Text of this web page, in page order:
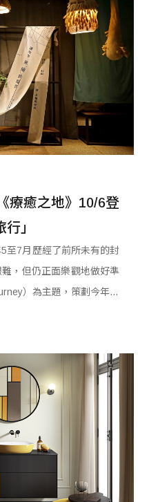
療癒之地》10/6登
」
至7月歷經了前所未有的封
，但仍正面樂觀地做好準
）為主題，策劃今年的
係。